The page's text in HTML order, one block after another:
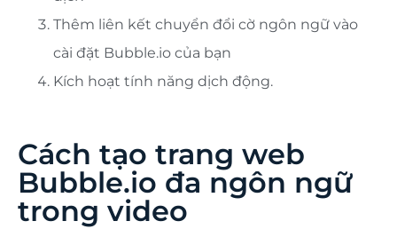
Thêm liên kết chuyển đổi cờ ngôn ngữ vào
cài đặt Bubble.io của bạn
Kích hoạt tính năng dịch động.
Cách tạo trang web
Bubble.io đa ngôn ngữ
trong video